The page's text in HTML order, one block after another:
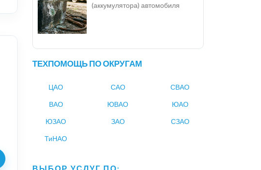
(аккумулятора) автомобиля
ТЕХПОМОЩЬ ПО ОКРУГАМ
ЦАО САО СВАО
ВАО ЮВАО ЮАО
ЮЗАО ЗАО СЗАО
ТиНАО